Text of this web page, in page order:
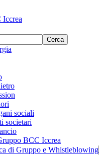
Cerca
sociali
societari
BCC Iccrea
di Gruppo e Whistleblowing